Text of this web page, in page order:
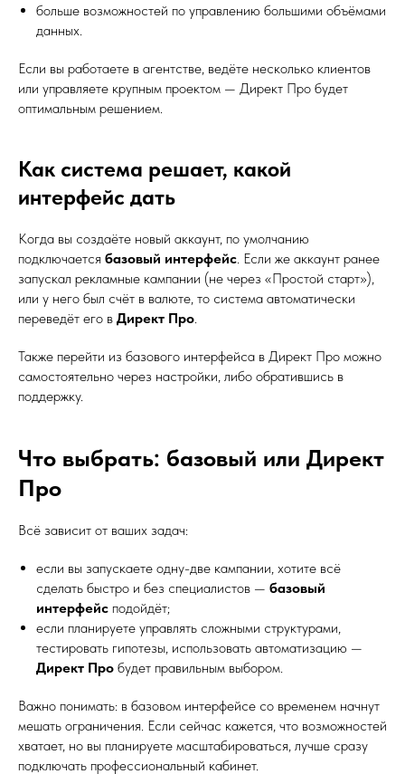
больше возможностей по управлению большими объёмами
данных.
Если вы работаете в агентстве, ведёте несколько клиентов
или управляете крупным проектом — Директ Про будет
оптимальным решением.
Как система решает, какой
интерфейс дать
Когда вы создаёте новый аккаунт, по умолчанию
подключается базовый интерфейс . Если же аккаунт ранее
запускал рекламные кампании (не через «Простой старт»),
или у него был счёт в валюте, то система автоматически
переведёт его в Директ Про
Также перейти из базового интерфейса в Директ Про можно
самостоятельно через настройки, либо обратившись в
поддержку.
Что выбрать: базовый или Директ
Про
Всё зависит от ваших задач:
если вы запускаете одну-две кампании, хотите всё
сделать быстро и без специалистов — базовый
интерфейс подойдёт;
если планируете управлять сложными структурами,
тестировать гипотезы, использовать автоматизацию —
Директ Про будет правильным выбором.
Важно понимать: в базовом интерфейсе со временем начнут
мешать ограничения. Если сейчас кажется, что возможностей
хватает, но вы планируете масштабироваться, лучше сразу
подключать профессиональный кабинет.